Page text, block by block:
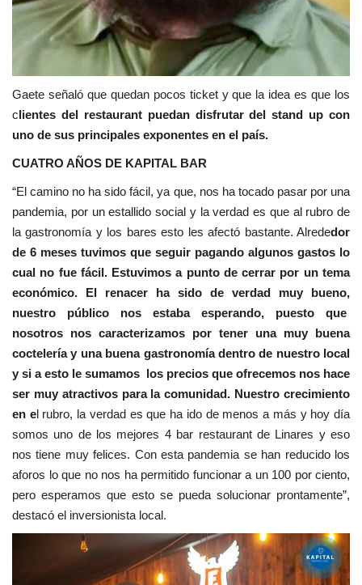
Gaete señaló que quedan pocos ticket y que la idea es que los
clientes del restaurant puedan disfrutar del stand up con
uno de sus principales exponentes en el país.
CUATRO AÑOS DE KAPITAL BAR
“El camino no ha sido fácil, ya que, nos ha tocado pasar por una
pandemia, por un estallido social y la verdad es que al rubro de
la gastronomía y los bares esto les afectó bastante. Alrededor
de 6 meses tuvimos que seguir pagando algunos gastos lo
cual no fue fácil. Estuvimos a punto de cerrar por un tema
económico. El renacer ha sido de verdad muy bueno,
nuestro público nos estaba esperando, puesto que
nosotros nos caracterizamos por tener una muy buena
coctelería y una buena gastronomía dentro de nuestro local
y si a esto le sumamos los precios que ofrecemos nos hace
ser muy atractivos para la comunidad. Nuestro crecimiento
en el rubro, la verdad es que ha ido de menos a más y hoy día
somos uno de los mejores 4 bar restaurant de Linares y eso
nos tiene muy felices. Con esta pandemia se han reducido los
aforos lo que no nos ha permitido funcionar a un 100 por ciento,
pero esperamos que esto se pueda solucionar prontamente”,
destacó el inversionista local.